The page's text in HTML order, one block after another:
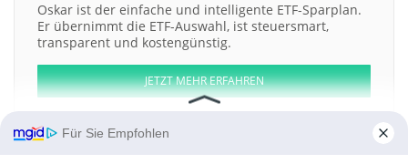
Oskar ist der einfache und intelligente ETF-Sparplan.
Er übernimmt die ETF-Auswahl, ist steuersmart,
transparent und kostengünstig.
JETZT MEHR ERFAHREN
Für Sie Empfohlen